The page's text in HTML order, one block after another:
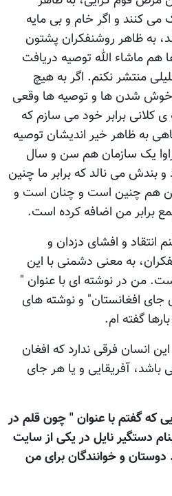
کنند و اگر خام و بی مايه
به ظاهر روشنفکران پشتون
ماشاء الله توصيه دريافت
منتشر نکنم. اگر به هيچ
شدن ها و توصيه ها وقعی
ی کلانی برابر خود می سازم که
به ظاهر خير انديشان توصيه
راوا يک سازمان هم سن و سال
بندش می نالد که برابر ما چنين
هم چنين است و چنان است و
برابر من اضافه کرده است.
انتقاد و افشای دزدان و
به معنی دشمنی با اين
من در نوشته ای با عنوان "
افغانستان" و نوشته های
گفته ام.
انسان فرقی ندارد که افغان
باشد، آفريقايی و يا هر جای
که گفتم با عنوان " چون قلم در
دستگير نايل در يکی از سايت
و خوانندگان برای من